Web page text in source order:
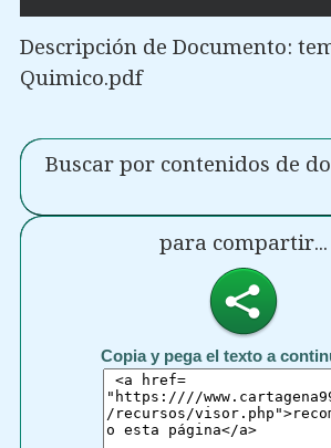
Descripción de Documento:
Quimico.pdf
Buscar por contenidos de
para compartir...
Copia y pega el texto a